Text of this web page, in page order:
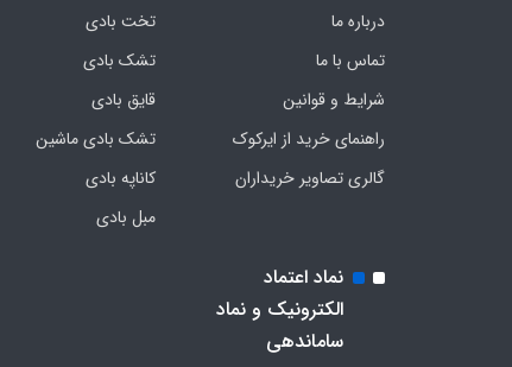
درباره ما
تماس با ما
شرایط و قوانین
راهنمای خرید از ایرکوک
گالری تصاویر خریداران
تخت بادی
تشک بادی
قایق بادی
تشک بادی ماشین
کاناپه بادی
مبل بادی
نماد اعتماد
الکترونیک و نماد
ساماندهی